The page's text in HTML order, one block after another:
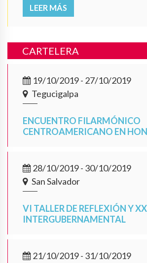
LEER MÁS
CARTELERA
19/10/2019 - 27/10/2019
Tegucigalpa
ENCUENTRO FILARMÓNICO
CENTROAMERICANO EN
28/10/2019 - 30/10/2019
San Salvador
VI TALLER DE REFLEXIÓN Y
INTERGUBERNAMENTAL
21/10/2019 - 31/10/2019